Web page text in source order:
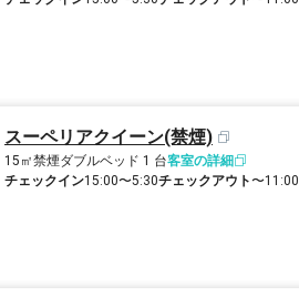
スーペリアクイーン(禁煙)
15㎡禁煙ダブルベッド 1 台客室の詳細
チェックイン15:00〜5:30チェックアウト〜11:00